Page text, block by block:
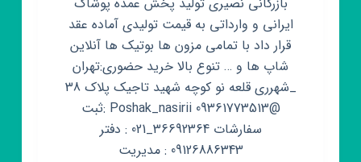
ایرانی و وارداتی به قیمت تولیدی آماده عقد
قرار داد با تمامی مزون ها بوتیک ها آنلاین
شاپ ها و … تنوع بالا خرید حضوری:تهران
_شهرری قلعه نو کوچه شهید تاجیک پلاک 38
@Poshak_nasirii 09361773513 :ثبت
سفارشات 36692364_021 : دفتر
09126886343 : مدیریت